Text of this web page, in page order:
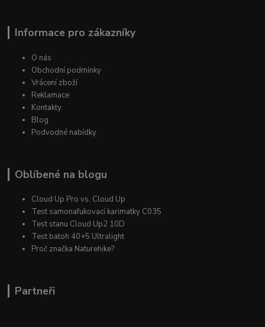
Informace pro zákazníky
O nás
Obchodní podmínky
Vrácení zboží
Reklamace
Kontakty
Blog
Podvodné nabídky
Oblíbené na blogu
Cloud Up Pro vs. Cloud Up
Test samonafukovací karimatky C035
Test stanu Cloud Up2 10D
Test batoh 40+5 Ultralight
Proč značka Naturehike?
Partneři